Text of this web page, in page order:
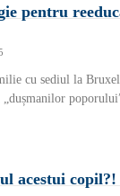
pentru
cu sediul la
acestui